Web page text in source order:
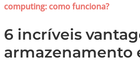
computing: como funciona?
6 incríveis
armazenamento